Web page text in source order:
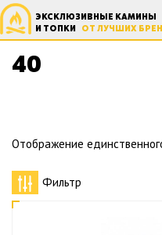
ЭКСКЛЮЗИВНЫЕ КАМИНЫ
И ТОПКИ ОТ ЛУЧШИХ
40
Главная Товар Вес, кг 40
Отображение
Фильтр